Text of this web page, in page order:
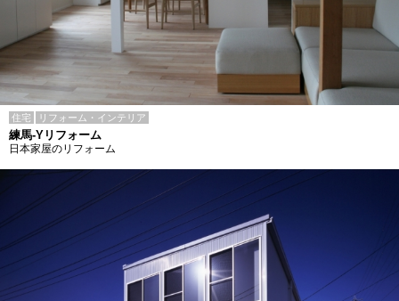
住宅 リフォーム・インテリア
練馬-Yリフォーム
日本家屋のリフォーム